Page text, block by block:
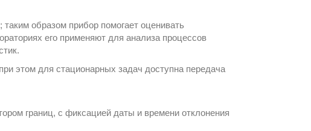
образом прибор помогает оценивать
его применяют для анализа процессов
этом для стационарных задач доступна передача
границ, с фиксацией даты и времени отклонения